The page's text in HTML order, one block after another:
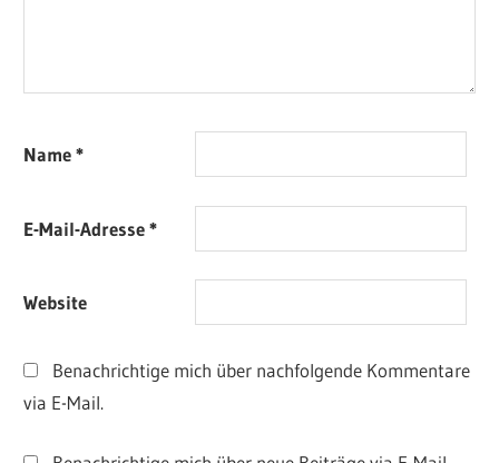
Name*
E-Mail-Adresse*
Website
Benachrichtige mich über nachfolgende Kommentare
via E-Mail.